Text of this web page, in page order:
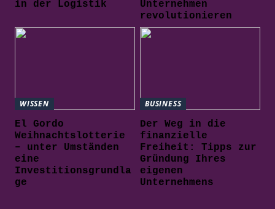
in der Logistik
Unternehmen
revolutionieren
WISSEN
El Gordo
Weihnachtslotterie
– unter Umständen
eine
Investitionsgrundla
ge
BUSINESS
Der Weg in die
finanzielle
Freiheit: Tipps zur
Gründung Ihres
eigenen
Unternehmens